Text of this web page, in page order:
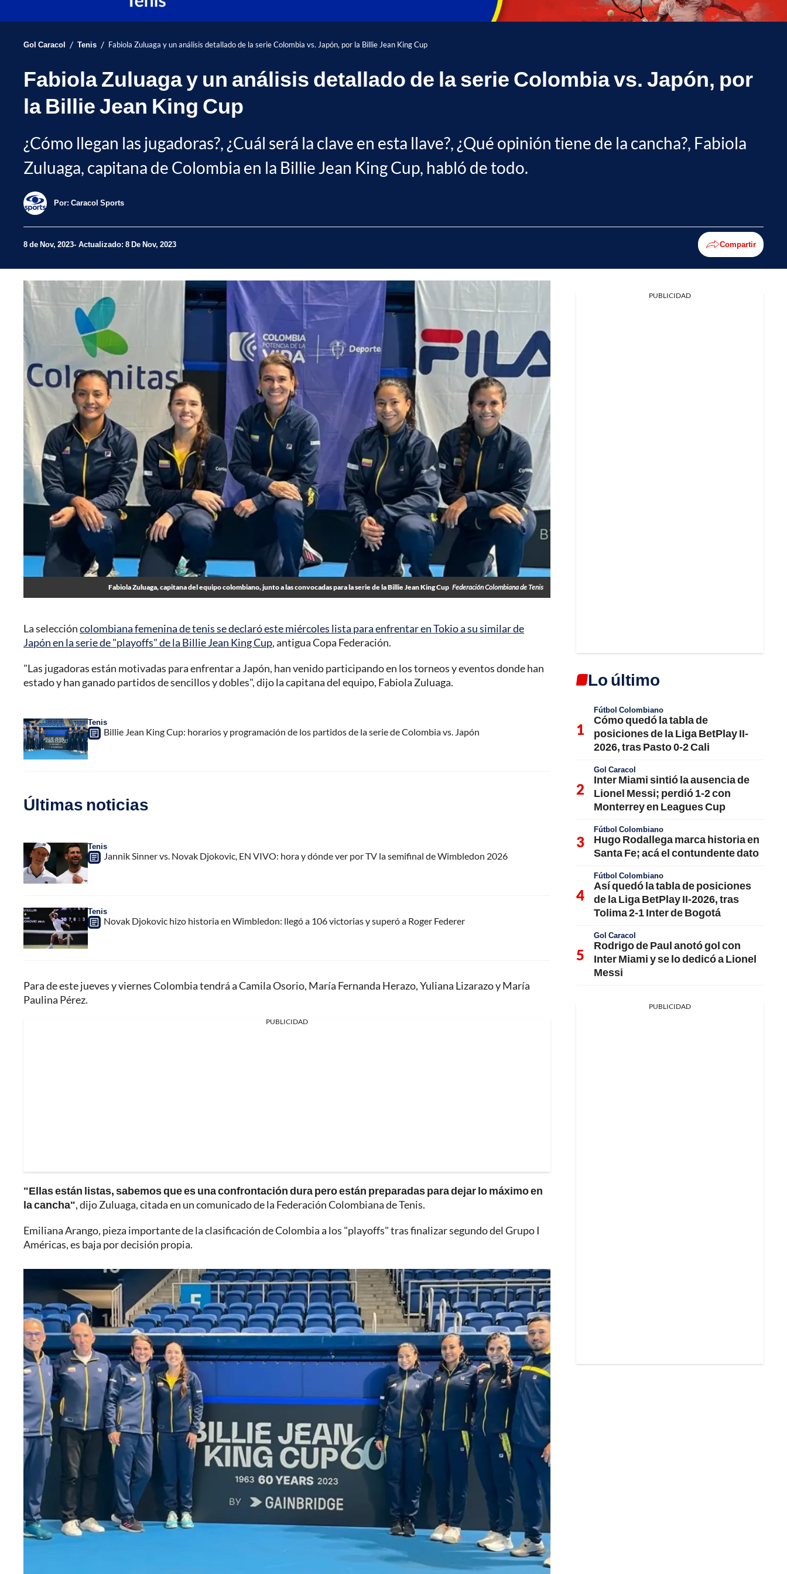
Gol Caracol / Tenis / Fabiola Zuluaga y un análisis detallado de la serie Colombia vs. Japón, por la Billie Jean King Cup
Fabiola Zuluaga y un análisis detallado de la serie Colombia vs. Japón, por
la Billie Jean King Cup
¿Cómo llegan las jugadoras?, ¿Cuál será la clave en esta llave?, ¿Qué opinión tiene de la cancha?, Fabiola
Zuluaga, capitana de Colombia en la Billie Jean King Cup, habló de todo.
Por: Caracol Sports
8 de Nov, 2023 Actualizado: 8 De Nov, 2023 Compartir
Fabiola Zuluaga, capitana del equipo colombiano, junto a las convocadas para la serie de la Billie Jean King Cup Federación Colombiana de Tenis
La seleccióncolombiana femenina de tenis se declaró este miércoles lista para enfrentar en Tokio a su similar de
Japón en la serie de "playoffs" de la Billie Jean King Cup, antigua Copa Federación.
"Las jugadoras están motivadas para enfrentar a Japón, han venido participando en los torneos y eventos donde han
estado y han ganado partidos de sencillos y dobles", dijo la capitana del equipo, Fabiola Zuluaga.
Tenis
Billie Jean King Cup: horarios y programación de los partidos de la serie de Colombia vs. Japón
Últimas noticias
Tenis
Jannik Sinner vs. Novak Djokovic, EN VIVO: hora y dónde ver por TV la semifinal de Wimbledon 2026
Tenis
Novak Djokovic hizo historia en Wimbledon: llegó a 106 victorias y superó a Roger Federer
Para de este jueves y viernes Colombia tendrá a Camila Osorio, María Fernanda Herazo, Yuliana Lizarazo y María
Paulina Pérez.
PUBLICIDAD
"Ellas están listas, sabemos que es una confrontación dura pero están preparadas para dejar lo máximo en
la cancha", dijo Zuluaga, citada en un comunicado de la Federación Colombiana de Tenis.
Emiliana Arango, pieza importante de la clasificación de Colombia a los "playoffs" tras finalizar segundo del Grupo I
Américas, es baja por decisión propia.
PUBLICIDAD
Lo último
Fútbol Colombiano
Cómo quedó la tabla de
posiciones de la Liga BetPlay II-
2026, tras Pasto 0-2 Cali
Gol Caracol
Inter Miami sintió la ausencia de
Lionel Messi; perdió 1-2 con
Monterrey en Leagues Cup
Fútbol Colombiano
Hugo Rodallega marca historia en
Santa Fe; acá el contundente dato
Fútbol Colombiano
Así quedó la tabla de posiciones
de la Liga BetPlay II-2026, tras
Tolima 2-1 Inter de Bogotá
Gol Caracol
Rodrigo de Paul anotó gol con
Inter Miami y se lo dedicó a Lionel
Messi
PUBLICIDAD